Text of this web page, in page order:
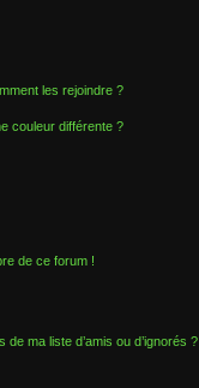
les rejoindre ?
couleur différente ?
de ce forum !
ma liste d’amis ou d’ignorés ?